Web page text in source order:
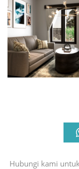
Hubungi kami